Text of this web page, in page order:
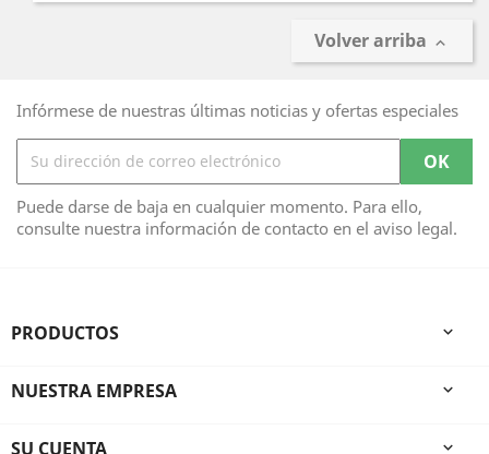
Volver arriba 
Infórmese de nuestras últimas noticias y ofertas especiales
Puede darse de baja en cualquier momento. Para ello,
consulte nuestra información de contacto en el aviso legal.
PRODUCTOS 
NUESTRA EMPRESA 
SU CUENTA 